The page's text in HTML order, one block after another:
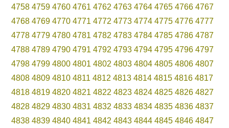
4758 4759 4760 4761 4762 4763 4764 4765 4766 4767
4768 4769 4770 4771 4772 4773 4774 4775 4776 4777
4778 4779 4780 4781 4782 4783 4784 4785 4786 4787
4788 4789 4790 4791 4792 4793 4794 4795 4796 4797
4798 4799 4800 4801 4802 4803 4804 4805 4806 4807
4808 4809 4810 4811 4812 4813 4814 4815 4816 4817
4818 4819 4820 4821 4822 4823 4824 4825 4826 4827
4828 4829 4830 4831 4832 4833 4834 4835 4836 4837
4838 4839 4840 4841 4842 4843 4844 4845 4846 4847